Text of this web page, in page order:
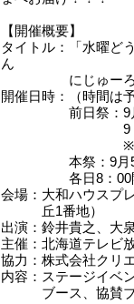
【開催概要】
タイトル：「水曜ど
ん
にじゅーろ
開催日時：（時間は予
前日祭：9月
9：00開場・
※タレン
本祭：9月5日(
各日8：00開場
会場：大和ハウスプ
丘1番地）
出演：鈴井貴之、大
主催：北海道テレビ
協力：株式会社クリ
内容：ステージイベ
ブース、協賛